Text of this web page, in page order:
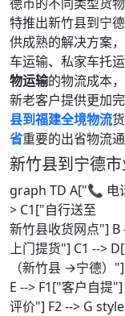
特推出新竹县到宁
供成熟的解决方案
车运输、私家车托
物运输的物流成本
新老客户提供更加
县到福建全境物流
省重要的出省物流
新竹县到宁德
graph TD A["📞 电
> C1["自行送至
新竹县收货网点"] B
上门提货"] C1 -->
（新竹县 →宁德）
E --> F1["客户自提
评价"] F2 --> G